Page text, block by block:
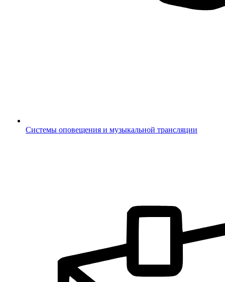
Системы оповещения и музыкальной трансляции